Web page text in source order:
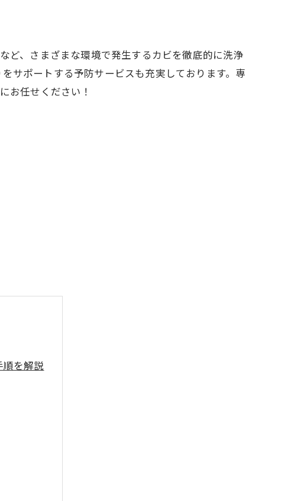
ど、さまざまな環境で発生するカビを徹底的に洗浄
サポートする予防サービスも充実しております。専
お任せください！
を解説